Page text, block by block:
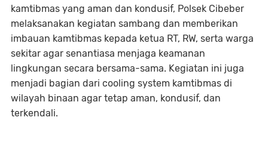
kamtibmas yang aman dan kondusif, Polsek Cibeber
melaksanakan kegiatan sambang dan memberikan
imbauan kamtibmas kepada ketua RT, RW, serta warga
sekitar agar senantiasa menjaga keamanan
lingkungan secara bersama-sama. Kegiatan ini juga
menjadi bagian dari cooling system kamtibmas di
wilayah binaan agar tetap aman, kondusif, dan
terkendali.